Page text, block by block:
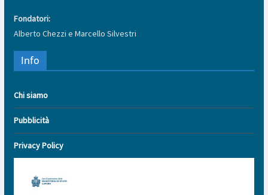
Fondatori:
Alberto Chezzi e Marcello Silvestri
Info
Chi siamo
Pubblicità
Privacy Policy